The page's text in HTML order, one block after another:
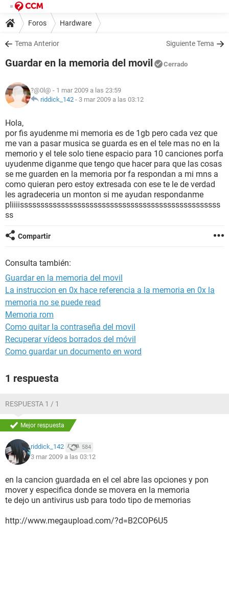
Foros Hardware
Tema Anterior Siguiente Tema
Guardar en la memoria del movil Cerrado
?@0l@ - 1 mar 2009 a las 23:59
riddick_142 - 3 mar 2009 a las 03:12
Hola,
por fis ayudenme mi memoria es de 1gb pero cada vez que
me van a pasar musica se guarda es en el tele mas no en la
memorio y el tele solo tiene espacio para 10 canciones porfa
uyudenme diganme que tengo que hacer para que las cosas
se me guarden en la memoria por fa respondan a mi mns a
como quieran pero estoy extresada con ese te le de verdad
les agradeceria un monton si me ayudan respondanme
pliiiisssssssssssssssssssssssssssssssssssssssssssssssss
ss
Compartir
Consulta también:
Guardar en la memoria del movil
La instruccion en 0x hace referencia a la memoria en 0x la
memoria no se puede read
Memoria rom
Como quitar la contraseña del movil
Recuperar vídeos borrados del móvil
Como guardar un documento en word
1 respuesta
RESPUESTA 1 / 1
Mejor respuesta
riddick_142 584
3 mar 2009 a las 03:12
en la cancion guardada en el cel abre las opciones y pon
mover y especifica donde se movera en la memoria
te dejo un antivirus usb para todo tipo de memorias
http://www.megaupload.com/?d=B2COP6U5